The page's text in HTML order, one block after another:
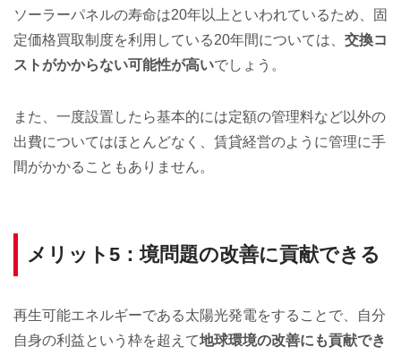
ソーラーパネルの寿命は20年以上といわれているため、固
定価格買取制度を利用している20年間については、 交換コ
ストがかからない可能性が高いでしょう。
また、一度設置したら基本的には定額の管理料など以外の
出費についてはほとんどなく、賃貸経営のように管理に手
間がかかることもありません。
メリット5：境問題の改善に貢献できる
再生可能エネルギーである太陽光発電をすることで、自分
自身の利益という枠を超えて地球環境の改善にも貢献でき